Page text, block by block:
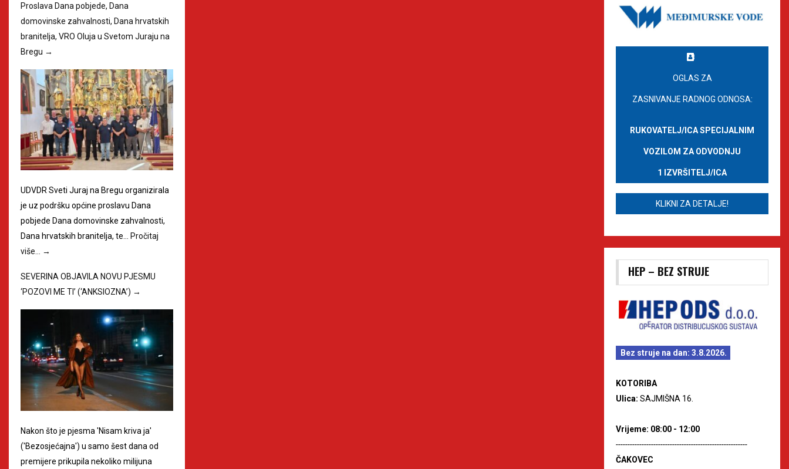
Proslava Dana pobjede, Dana
domovinske zahvalnosti, Dana hrvatskih
branitelja, VRO Oluja u Svetom Juraju na
Bregu →
UDVDR Sveti Juraj na Bregu organizirala
je uz podršku općine proslavu Dana
pobjede Dana domovinske zahvalnosti,
Dana hrvatskih branitelja, te… Pročitaj
više… →
SEVERINA OBJAVILA NOVU PJESMU
‘POZOVI ME TI’ (‘ANKSIOZNA’) →
Nakon što je pjesma 'Nisam kriva ja'
('Bezosjećajna') u samo šest dana od
premijere prikupila nekoliko milijuna
OGLAS ZA
ZASNIVANJE RADNOG ODNOSA:
RUKOVATELJ/ICA SPECIJALNIM
VOZILOM ZA ODVODNJU
1 IZVRŠITELJ/ICA
KLIKNI ZA DETALJE!
HEP – BEZ STRUJE
Bez struje na dan: 3.8.2026.
KOTORIBA
Ulica: SAJMIŠNA 16.
Vrijeme: 08:00 - 12:00
--------------------------------------------------------
ČAKOVEC